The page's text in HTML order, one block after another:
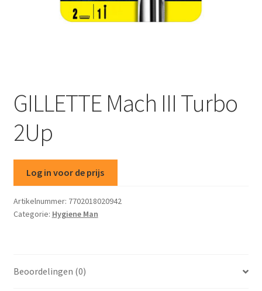
GILLETTE Mach III Turbo
2Up
Log in voor de prijs
Artikelnummer: 7702018020942
Categorie: Hygiene Man
Beoordelingen (0)